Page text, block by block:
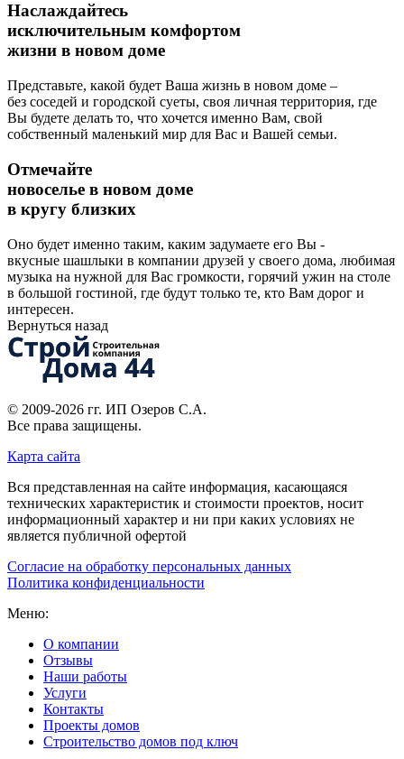
Наслаждайтесь
исключительным комфортом
жизни в новом доме
Представьте, какой будет Ваша жизнь в новом доме –
без соседей и городской суеты, своя личная территория, где
Вы будете делать то, что хочется именно Вам, свой
собственный маленький мир для Вас и Вашей семьи.
Отмечайте
новоселье в новом доме
в кругу близких
Оно будет именно таким, каким задумаете его Вы -
вкусные шашлыки в компании друзей у своего дома, любимая
музыка на нужной для Вас громкости, горячий ужин на столе
в большой гостиной, где будут только те, кто Вам дорог и
интересен.
Вернуться назад
© 2009-2026 гг. ИП Озеров С.А.
Все права защищены.
Карта сайта
Вся представленная на сайте информация, касающаяся
технических характеристик и стоимости проектов, носит
информационный характер и ни при каких условиях не
является публичной офертой
Согласие на обработку персональных данных
Политика конфиденциальности
Меню:
О компании
Отзывы
Наши работы
Услуги
Контакты
Проекты домов
Строительство домов под ключ